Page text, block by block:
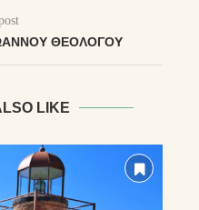
ΘΕΟΛΌΓΟΥ
LIKE